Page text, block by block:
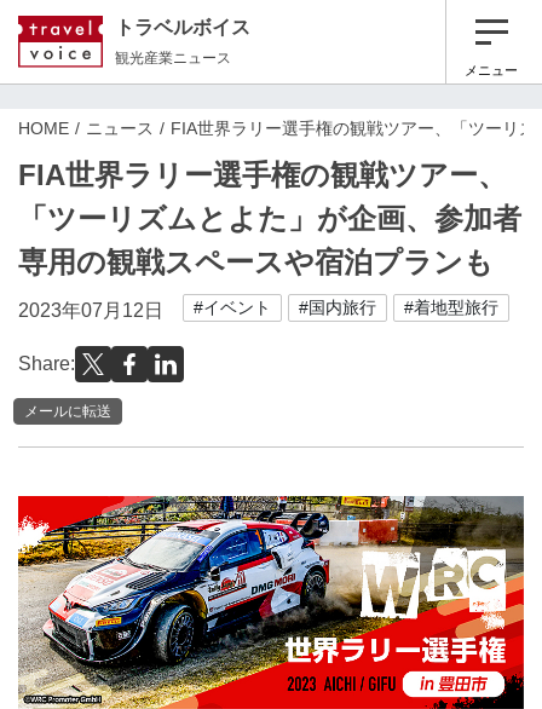
トラベルボイス
観光産業ニュース
メニュー
HOME ニュース FIA世界ラリー選手権の観戦ツアー、「ツーリ
FIA世界ラリー選手権の観戦ツアー、
「ツーリズムとよた」が企画、参加者
専用の観戦スペースや宿泊プランも
2023年07月12日 #イベント #国内旅行 #着地型旅行
Share:
メールに転送